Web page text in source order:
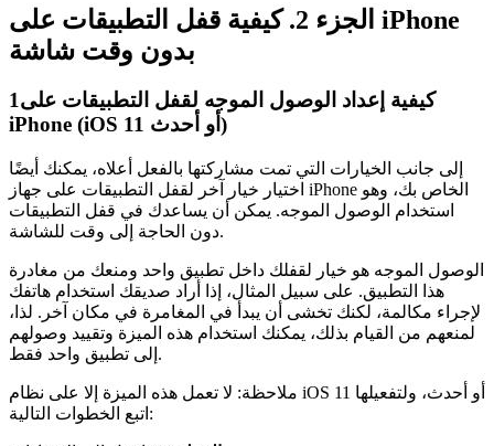
الجزء 2. كيفية قفل التطبيقات على iPhone
بدون وقت شاشة
1كيفية إعداد الوصول الموجه لقفل التطبيقات على
iPhone (iOS 11 أو أحدث)
إلى جانب الخيارات التي تمت مشاركتها بالفعل أعلاه، يمكنك أيضًا
اختيار خيار آخر لقفل التطبيقات على جهاز iPhone الخاص بك، وهو
استخدام الوصول الموجه. يمكن أن يساعدك في قفل التطبيقات
دون الحاجة إلى وقت للشاشة.
الوصول الموجه هو خيار لقفلك داخل تطبيق واحد ومنعك من مغادرة
هذا التطبيق. على سبيل المثال، إذا أراد صديقك استخدام هاتفك
لإجراء مكالمة، لكنك تخشى أن يبدأ في المغامرة في مكان آخر. لذا،
لمنعهم من القيام بذلك، يمكنك استخدام هذه الميزة وتقييد وصولهم
إلى تطبيق واحد فقط.
ملاحظة: لا تعمل هذه الميزة إلا على نظام iOS 11 أو أحدث، ولتفعيلها
اتبع الخطوات التالية: